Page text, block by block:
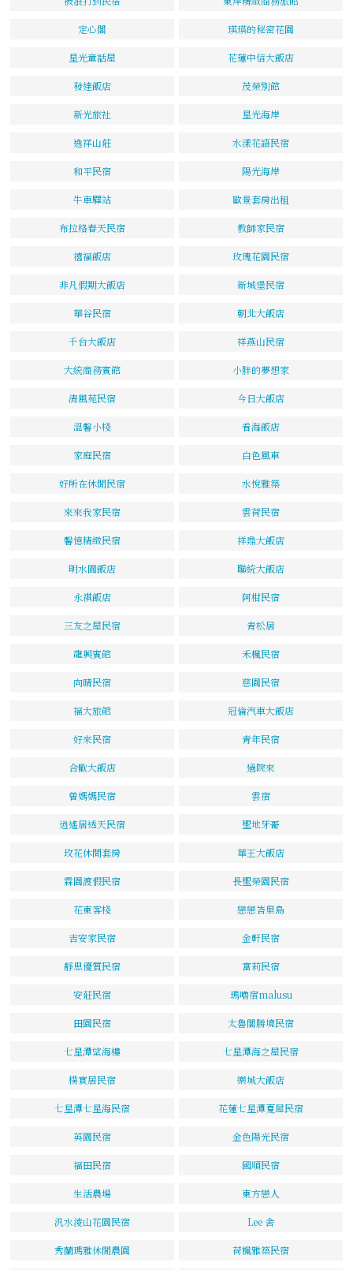
定心閣 瑛瑛的秘密花園
星光童話屋 花蓮中信大飯店
發達飯店 茂榮別館
新光旅社 星光海岸
逸祥山莊 水漾花語民宿
和平民宿 陽光海岸
牛車驛站 歐景套房出租
布拉格春天民宿 教師家民宿
禧福飯店 玫瑰花園民宿
非凡假期大飯店 新城堡民宿
華谷民宿 朝北大飯店
千台大飯店 祥燕山民宿
大統商務賓館 小胖的夢想家
清風苑民宿 今日大飯店
溫馨小棧 看海飯店
家庭民宿 白色風車
好所在休閒民宿 水悅雅築
來來我家民宿 雲荷民宿
馨憶精緻民宿 祥鼎大飯店
明水園飯店 聯統大飯店
永祺飯店 阿柑民宿
三友之屋民宿 青松居
龍興賓館 禾楓民宿
向晴民宿 慈園民宿
福大旅館 冠倫汽車大飯店
好來民宿 青年民宿
合歡大飯店 過院來
曾媽媽民宿 雲宿
逍遙居透天民宿 聖地牙哥
玫花休閒套房 華王大飯店
霖園渡假民宿 長聖榮園民宿
花東客棧 戀戀峇里島
吉安家民宿 金軒民宿
靜思優質民宿 富莉民宿
安莊民宿 瑪嚕宿malusu
田園民宿 太魯閣勝境民宿
七星潭望海樓 七星潭海之屋民宿
樸實居民宿 樂城大飯店
七星潭七星海民宿 花蓮七星潭夏屋民宿
英園民宿 金色陽光民宿
福田民宿 國順民宿
生活農場 東方戀人
汎水淩山花園民宿 Lee 舍
秀蘭瑪雅休閒農園 荷楓雅築民宿